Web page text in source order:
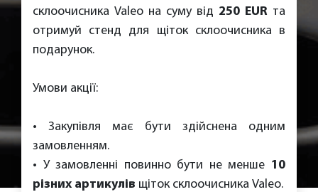
склоочисника Valeo на суму від 250 EUR та
отримуй стенд для щіток склоочисника в
подарунок.
Умови акції:
• Закупівля має бути здійснена одним
замовленням.
• У замовленні повинно бути не менше 10
різних артикулів щіток склоочисника Valeo.